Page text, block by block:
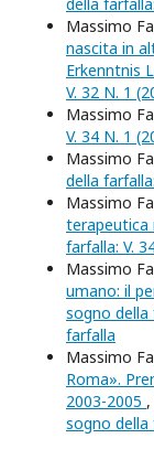
della
Massimo
nascita in
Erkenntnis
V. 32 N. 1
Massimo
V. 34 N. 1
Massimo
della
Massimo
terapeutica
farfalla: V.
Massimo
umano: il
sogno della
farfalla
Massimo
Roma».
2003-2005 ,
sogno della